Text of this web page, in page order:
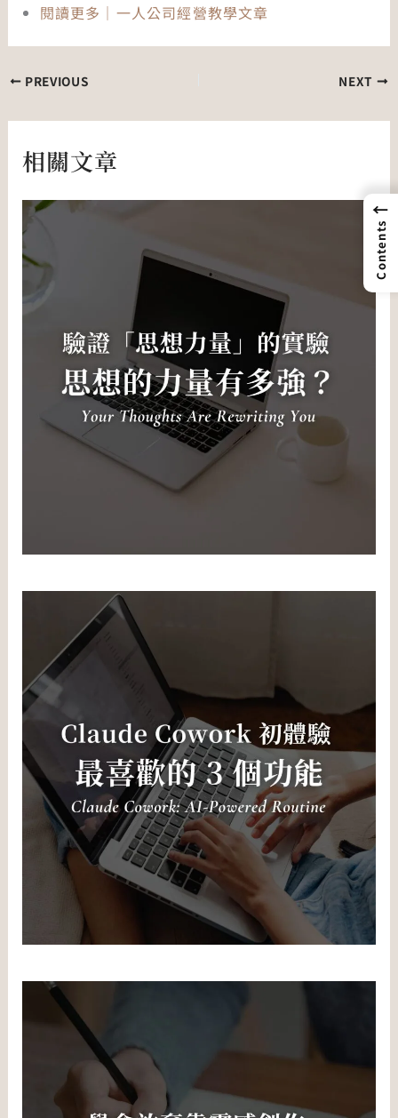
閱讀更多｜一人公司經營教學文章
PREVIOUS NEXT
相關文章
←
Contents